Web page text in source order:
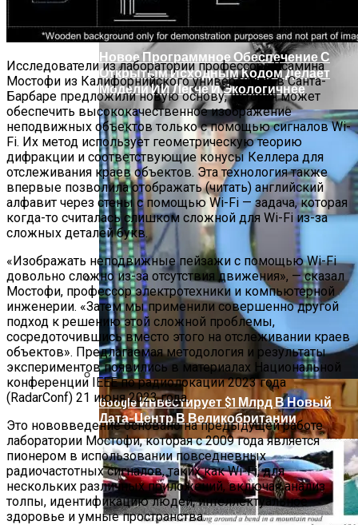
Звезды, Которые Трагически Погибли,
Стремясь К Вечной Молодости
Новое Программное Обеспечение С
Открытым Исходным Кодом Делает
Модели ИИ Легче И Экологичнее
Google Инвестирует $1 Млрд В Новый
Дата-Центр В Великобритании
Исследователи из лаборатории профессора Ясамина
Мостофи из Калифорнийского университета в Санта-
Барбаре предложили новую основу, которая может
обеспечить высококачественное изображение
неподвижных объектов только с помощью сигналов Wi-
Fi. Их метод использует геометрическую теорию
дифракции и соответствующие конусы Келлера для
отслеживания краев объектов. Эта технология также
впервые позволила отображать (читать) английский
алфавит через стены с помощью Wi-Fi — задача, которая
когда-то считалась слишком сложной для Wi-Fi из-за
сложных деталей букв.
«Изображать неподвижные пейзажи с помощью Wi-Fi
довольно сложно из-за отсутствия движения», — сказал
Мостофи, профессор электротехники и компьютерной
инженерии. «Затем мы применили совершенно другой
подход к решению этой сложной проблемы,
сосредоточившись вместо этого на отслеживании краев
объектов». Предлагаемая методология и результаты
экспериментов появились в материалах Национальной
конференции IEEE по радиолокации 2023 года
(RadarConf) 21 июня 2023 года.
Это нововведение основано на предыдущей работе
лаборатории Мостофи, которая с 2009 года является
пионером в использовании повседневных
радиочастотных сигналов, таких как Wi-Fi, для
нескольких различных приложений, включая анализ
толпы, идентификацию людей, интеллектуальное
здоровье и умные пространства.